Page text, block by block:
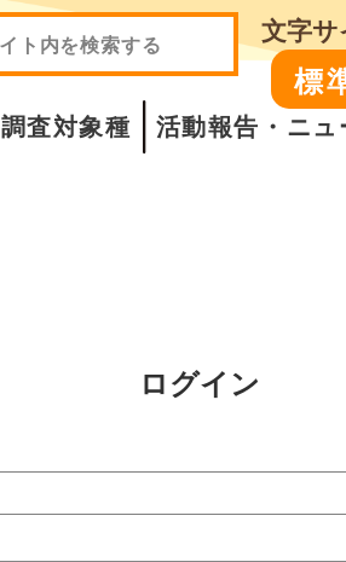
文字サ
標
調査対象種 活動報告・ニュ
ログイン